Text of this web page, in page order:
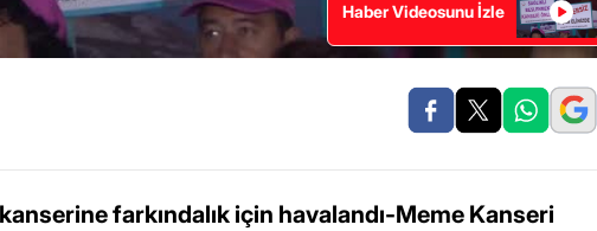
Haber Videosunu İzle
farkındalık için havalandı-Meme Kanseri